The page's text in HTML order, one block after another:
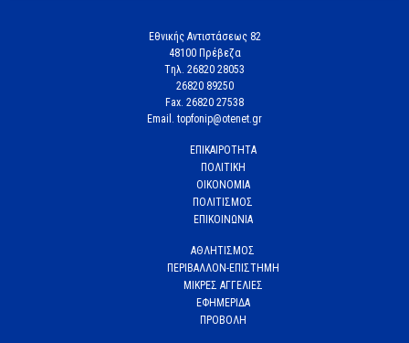
Εθνικής Αντιστάσεως 82
48100 Πρέβεζα
Tηλ. 26820 28053
26820 89250
Fax. 26820 27538
Email. topfonip@otenet.gr
ΕΠΙΚΑΙΡΟΤΗΤΑ
ΠΟΛΙΤΙΚΗ
ΟΙΚΟΝΟΜΙΑ
ΠΟΛΙΤΙΣΜΟΣ
ΕΠΙΚΟΙΝΩΝΙΑ
ΑΘΛΗΤΙΣΜΟΣ
ΠΕΡΙΒΑΛΛΟΝ-ΕΠΙΣΤΗΜΗ
ΜΙΚΡΕΣ ΑΓΓΕΛΙΕΣ
ΕΦΗΜΕΡΙΔΑ
ΠΡΟΒΟΛΗ